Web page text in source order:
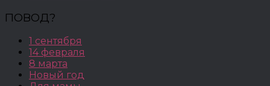
ПОВОД?
1 сентября
14 февраля
8 марта
Новый год